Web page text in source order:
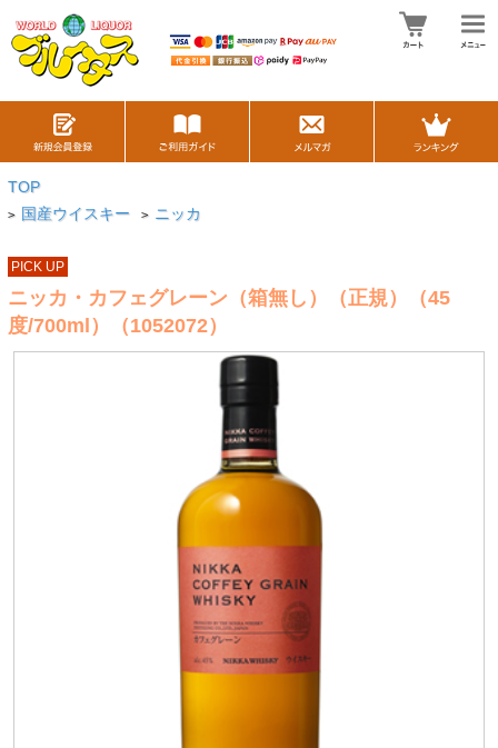
TOP
> 国産ウイスキー > ニッカ
PICK UP
ニッカ・カフェグレーン（箱無し）（正規）（45
度/700ml）（1052072）